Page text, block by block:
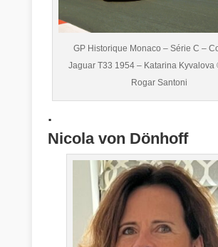
GP Historique Monaco – Série C –
Jaguar T33 1954 – Katarina Kyvalova
Rogar Santoni
.
Nicola von Dönhoff